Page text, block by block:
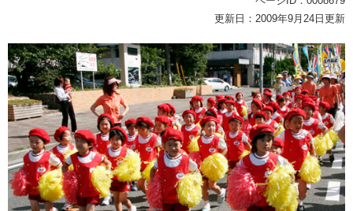
更新日：2009年9月24日更新